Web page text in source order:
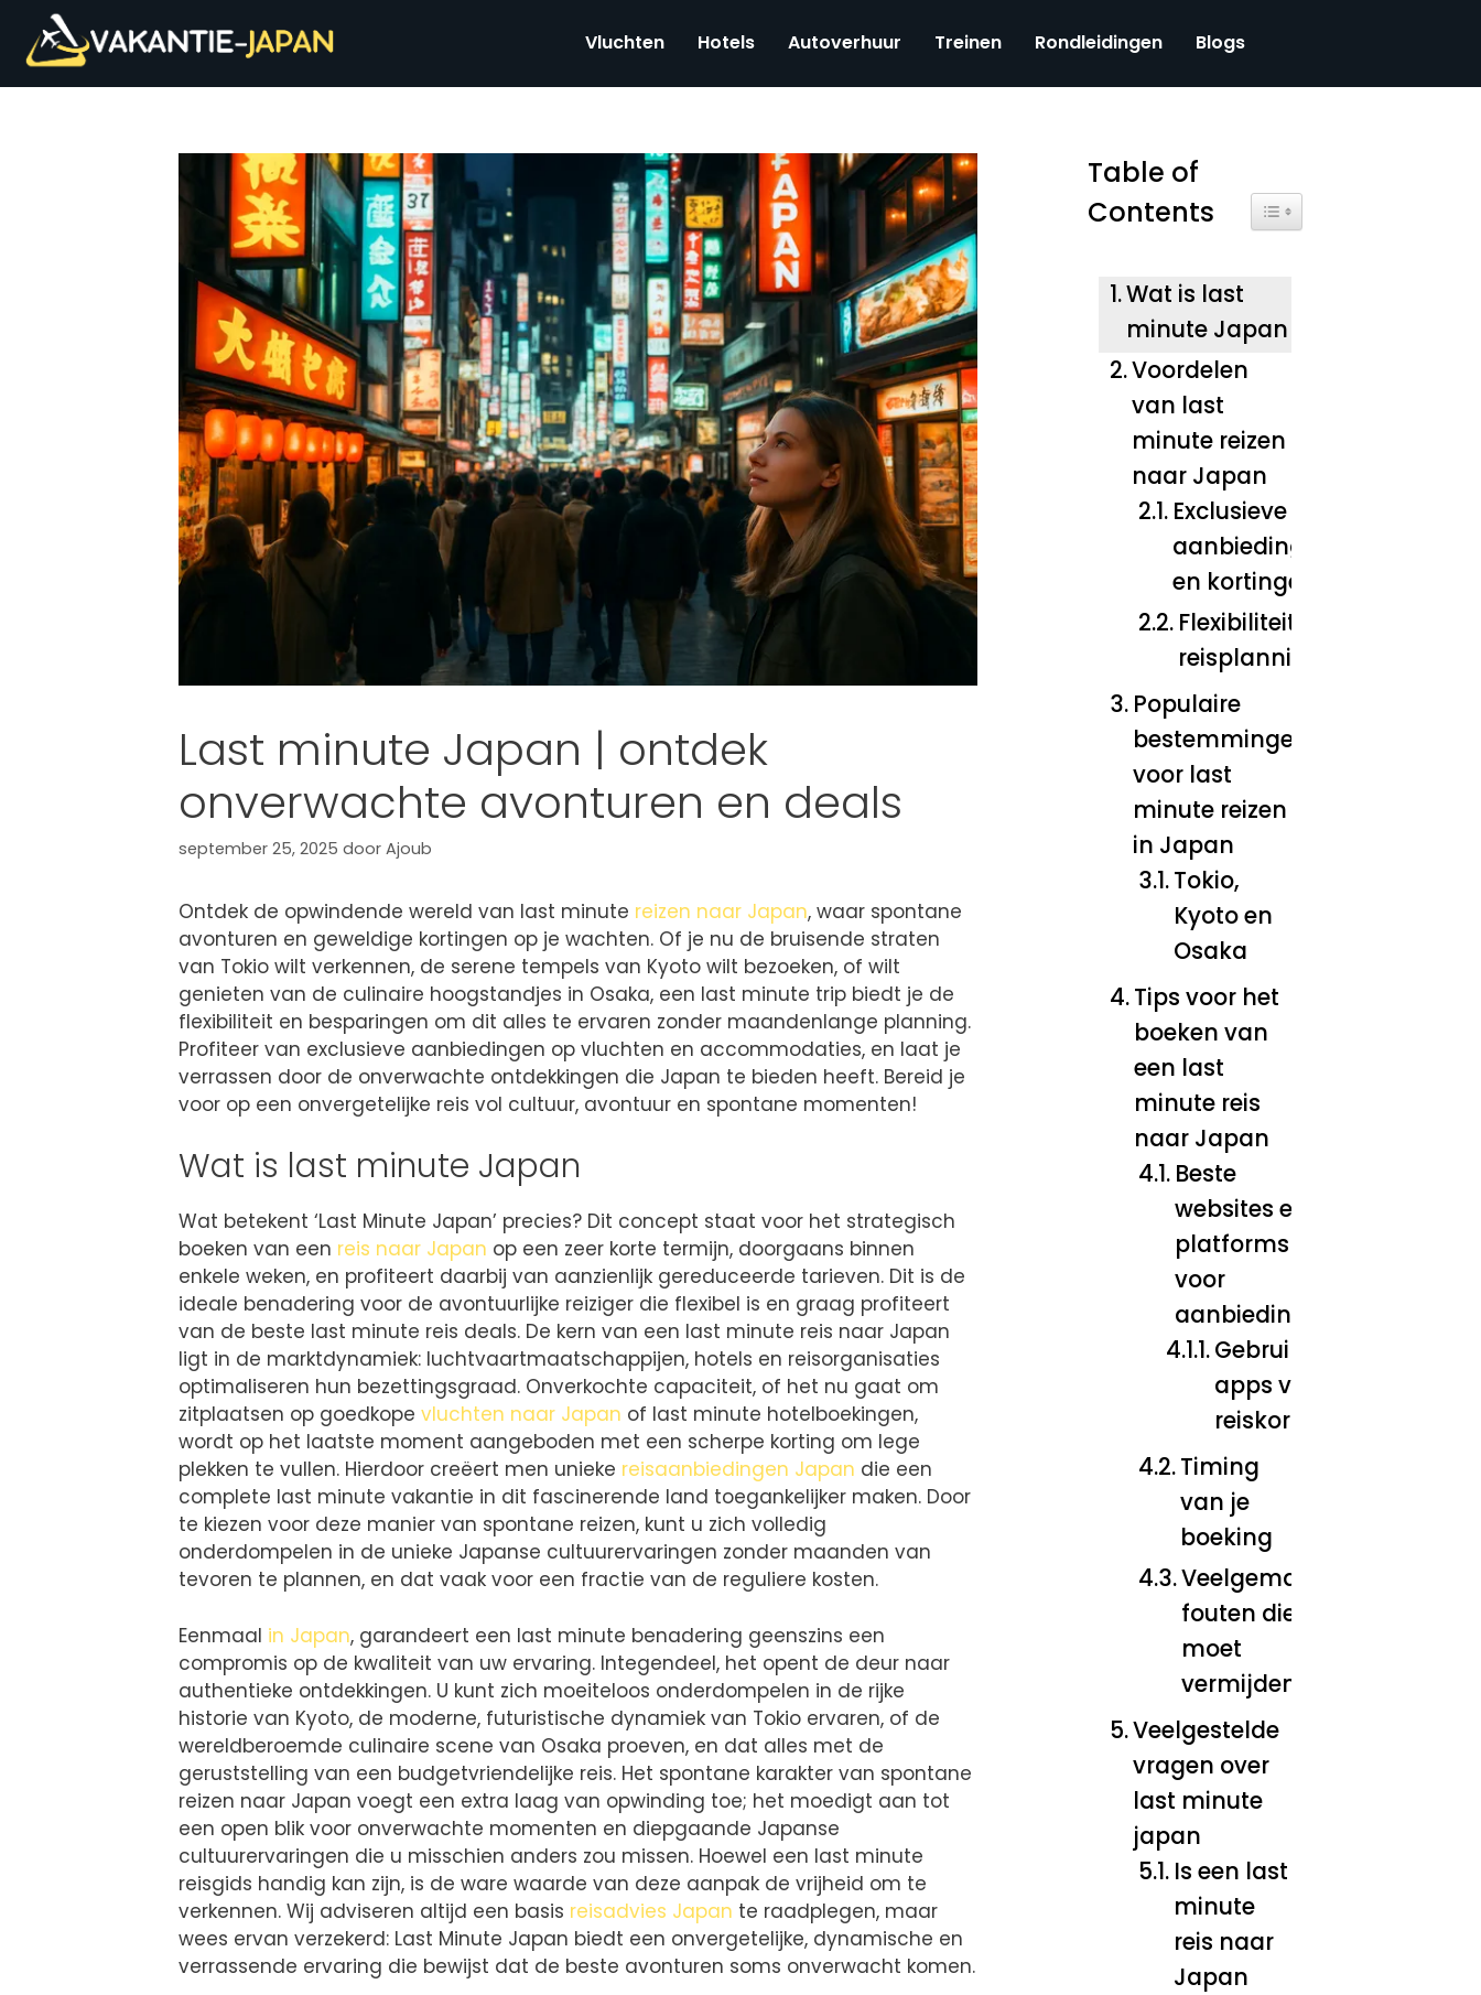
Vluchten Hotels Autoverhuur Treinen Rondleidingen Blogs
Last minute Japan | ontdek
onverwachte avonturen en deals
september 25, 2025 door Ajoub
Ontdek de opwindende wereld van last minute reizen naar Japan, waar spontane
avonturen en geweldige kortingen op je wachten. Of je nu de bruisende straten
van Tokio wilt verkennen, de serene tempels van Kyoto wilt bezoeken, of wilt
genieten van de culinaire hoogstandjes in Osaka, een last minute trip biedt je de
flexibiliteit en besparingen om dit alles te ervaren zonder maandenlange planning.
Profiteer van exclusieve aanbiedingen op vluchten en accommodaties, en laat je
verrassen door de onverwachte ontdekkingen die Japan te bieden heeft. Bereid je
voor op een onvergetelijke reis vol cultuur, avontuur en spontane momenten!
Wat is last minute Japan
Wat betekent ‘Last Minute Japan’ precies? Dit concept staat voor het strategisch
boeken van een reis naar Japan op een zeer korte termijn, doorgaans binnen
enkele weken, en profiteert daarbij van aanzienlijk gereduceerde tarieven. Dit is de
ideale benadering voor de avontuurlijke reiziger die flexibel is en graag profiteert
van de beste last minute reis deals. De kern van een last minute reis naar Japan
ligt in de marktdynamiek: luchtvaartmaatschappijen, hotels en reisorganisaties
optimaliseren hun bezettingsgraad. Onverkochte capaciteit, of het nu gaat om
zitplaatsen op goedkope vluchten naar Japan of last minute hotelboekingen,
wordt op het laatste moment aangeboden met een scherpe korting om lege
plekken te vullen. Hierdoor creëert men unieke reisaanbiedingen Japan die een
complete last minute vakantie in dit fascinerende land toegankelijker maken. Door
te kiezen voor deze manier van spontane reizen, kunt u zich volledig
onderdompelen in de unieke Japanse cultuurervaringen zonder maanden van
tevoren te plannen, en dat vaak voor een fractie van de reguliere kosten.
Eenmaal in Japan, garandeert een last minute benadering geenszins een
compromis op de kwaliteit van uw ervaring. Integendeel, het opent de deur naar
authentieke ontdekkingen. U kunt zich moeiteloos onderdompelen in de rijke
historie van Kyoto, de moderne, futuristische dynamiek van Tokio ervaren, of de
wereldberoemde culinaire scene van Osaka proeven, en dat alles met de
geruststelling van een budgetvriendelijke reis. Het spontane karakter van spontane
reizen naar Japan voegt een extra laag van opwinding toe; het moedigt aan tot
een open blik voor onverwachte momenten en diepgaande Japanse
cultuurervaringen die u misschien anders zou missen. Hoewel een last minute
reisgids handig kan zijn, is de ware waarde van deze aanpak de vrijheid om te
verkennen. Wij adviseren altijd een basis reisadvies Japan te raadplegen, maar
wees ervan verzekerd: Last Minute Japan biedt een onvergetelijke, dynamische en
verrassende ervaring die bewijst dat de beste avonturen soms onverwacht komen.
Table of
Contents
Toggle Table of Content
Wat is last
minute Japan
Voordelen
van last
minute reizen
naar Japan
Exclusieve
aanbiedingen
en kortingen
Flexibiliteit in
reisplanning
Populaire
bestemmingen
voor last
minute reizen
in Japan
Tokio,
Kyoto en
Osaka
Tips voor het
boeken van
een last
minute reis
naar Japan
Beste
websites en
platforms
voor
aanbiedingen
Gebruik van
apps voor
reiskortingen
Timing
van je
boeking
Veelgemaakte
fouten die je
moet
vermijden
Veelgestelde
vragen over
last minute
japan
Is een last
minute
reis naar
Japan